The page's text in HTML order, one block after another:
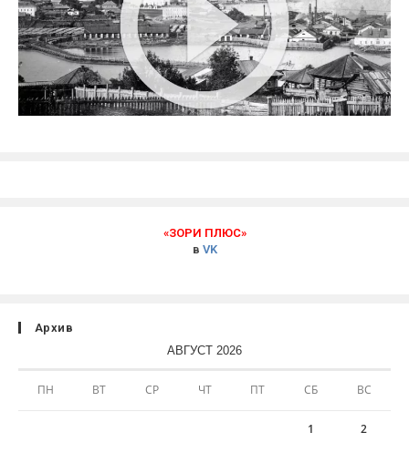
«ЗОРИ ПЛЮС»
в VK
Архив
АВГУСТ 2026
ПН ВТ СР ЧТ ПТ СБ ВС
1 2